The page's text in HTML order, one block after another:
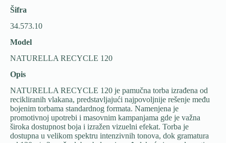
Šifra
34.573.10
Model
NATURELLA RECYCLE 120
Opis
NATURELLA RECYCLE 120 je pamučna torba izrađena od
recikliranih vlakana, predstavljajući najpovoljnije rešenje među
bojenim torbama standardnog formata. Namenjena je
promotivnoj upotrebi i masovnim kampanjama gde je važna
široka dostupnost boja i izražen vizuelni efekat. Torba je
dostupna u velikom spektru intenzivnih tonova, dok gramatura